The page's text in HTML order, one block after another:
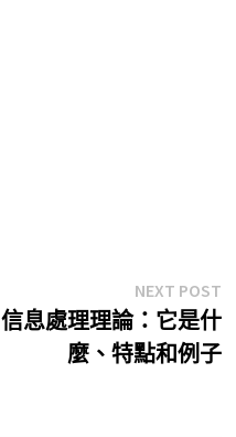
NEXT POST
信息處理理論：它是什
麼、特點和例子